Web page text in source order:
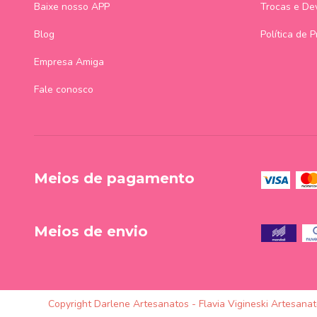
Baixe nosso APP
Blog
Empresa Amiga
Fale conosco
Trocas e
Política de
Meios de pagamento
Meios de envio
Copyright Darlene Artesanatos - Flavia Vigineski